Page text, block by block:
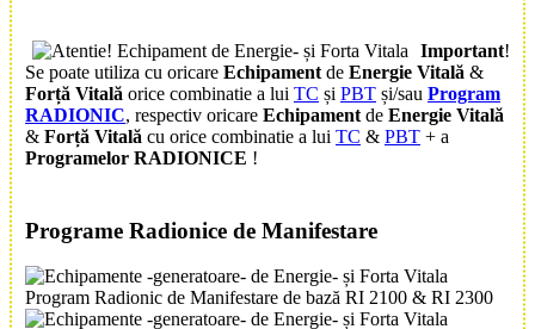
Important!
Se poate utiliza cu oricare Echipament de Energie Vitală &
Forță Vitală orice combinatie a lui TC și PBT și/sau Program
RADIONIC, respectiv oricare Echipament de Energie Vitală
& Forță Vitală cu orice combinatie a lui TC & PBT + a
Programelor RADIONICE !
Programe Radionice de Manifestare
Program Radionic de Manifestare de bază RI 2100 & RI 2300